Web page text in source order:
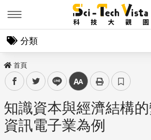
分類
首頁
facebooktwitter line 中
知識資本與經濟結構
資訊電子業為例